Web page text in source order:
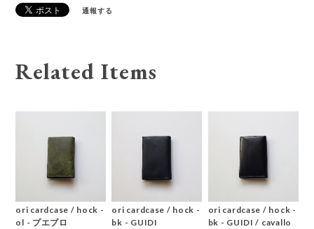
通報する
Related Items
ori cardcase / hock -
ol - プエブロ
ori cardcase / hock -
bk - GUIDI
ori cardcase / hock -
bk - GUIDI / cavallo